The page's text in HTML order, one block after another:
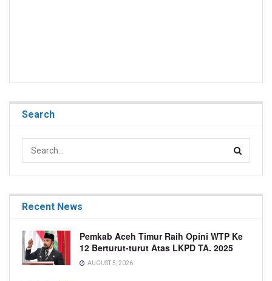
Search
Recent News
Pemkab Aceh Timur Raih Opini WTP Ke
12 Berturut-turut Atas LKPD TA. 2025
AUGUST 5, 2026